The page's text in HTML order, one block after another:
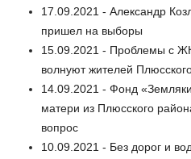
17.09.2021 - Александр
пришел на выборы
15.09.2021 - Проблемы с
волнуют жителей
14.09.2021 - Фонд
матери из Плюсского
вопрос
10.09.2021 - Без дорог и